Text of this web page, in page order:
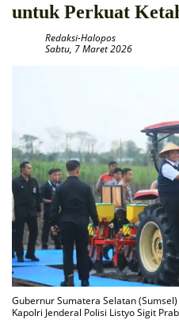
untuk Perkuat
Redaksi-Halopos
Sabtu, 7 Maret 2026
Gubernur Sumatera Selatan
Kapolri Jenderal Polisi Listyo Sigit